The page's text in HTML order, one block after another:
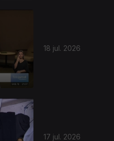
18 jul. 2026
17 jul. 2026